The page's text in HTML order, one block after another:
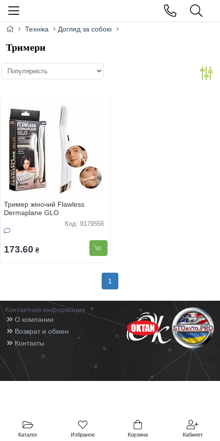
Каталог Избраное Корзина Кабинет
Техніка Догляд за собою
Тримери
Тример жiночий Flawless
Dermaplane GLO
Код: 9179556
173.60 ₴
1
Контактная информация
О компании
Возврат и обмен
Контакты